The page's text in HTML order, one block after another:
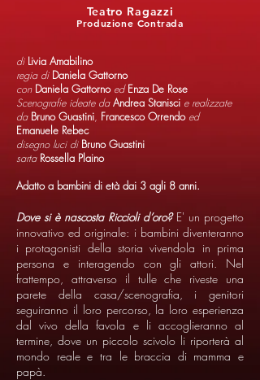
Produzione Contrada
Teatro Ragazzi
di Livia Amabilino
regia di Daniela Gattorno
con Daniela Gattorno edEnza De Rose
Scenografie ideate da Andrea Stanisci e realizzate
da Bruno Guastini, Francesco Orrendo ed
Emanuele Rebec
disegno luci di Bruno Guastini
sarta Rossella Plaino
Adatto a bambini di età dai 3 agli 8 anni.
Dove si è nascosta Riccioli d’oro?E' un progetto
innovativo ed originale: i bambini diventeranno
i protagonisti della storia vivendola in prima
persona e interagendo con gli attori. Nel
frattempo, attraverso il tulle che riveste una
parete della casa/scenografia, i genitori
seguiranno il loro percorso, la loro esperienza
dal vivo della favola e li accoglieranno al
termine, dove un piccolo scivolo li riporterà al
mondo reale e tra le braccia di mamma e
papà.